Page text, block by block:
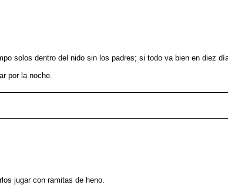
solos dentro del nido sin los padres; si todo va bien en diez
por la noche.
jugar con ramitas de heno.